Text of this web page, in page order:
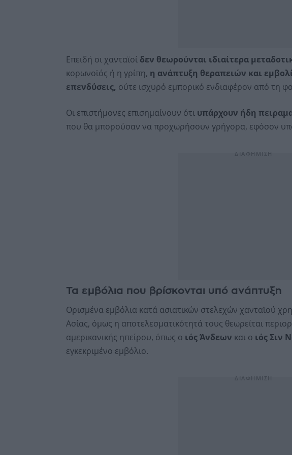
Επειδή οι χανταϊοί δεν θεωρούνται ιδιαίτερα
κορωνοϊός ή η γρίπη, η ανάπτυξη θεραπειών και
επενδύσεις, ούτε ισχυρό εμπορικό ενδιαφέρον από τη
Οι επιστήμονες επισημαίνουν ότι υπάρχουν ήδη
που θα μπορούσαν να προχωρήσουν γρήγορα, εφόσον
Τα εμβόλια που βρίσκονται υπό ανάπτυξη
Ορισμένα εμβόλια κατά ασιατικών στελεχών χανταϊού
Ασίας, όμως η αποτελεσματικότητά τους θεωρείται
αμερικανικής ηπείρου, όπως ο ιός Άνδεων και ο ιός Σιν
εγκεκριμένο εμβόλιο.